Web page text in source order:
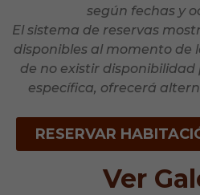
según fechas y
El sistema de reservas
disponibles al momento de
de no existir
específica, ofrecerá
RESERVAR
Ver